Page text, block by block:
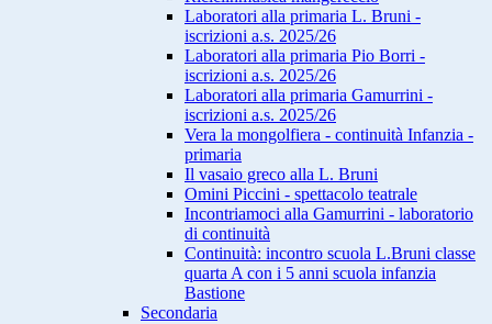
Laboratori alla primaria L. Bruni -
iscrizioni a.s. 2025/26
Laboratori alla primaria Pio Borri -
iscrizioni a.s. 2025/26
Laboratori alla primaria Gamurrini -
iscrizioni a.s. 2025/26
Vera la mongolfiera - continuità Infanzia -
primaria
Il vasaio greco alla L. Bruni
Omini Piccini - spettacolo teatrale
Incontriamoci alla Gamurrini - laboratorio
di continuità
Continuità: incontro scuola L.Bruni classe
quarta A con i 5 anni scuola infanzia
Bastione
Secondaria